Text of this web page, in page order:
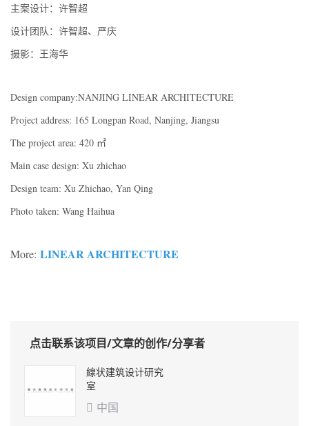
主案设计：许智超
设计团队：许智超、严庆
摄影：王海华
Design company:NANJING LINEAR ARCHITECTURE
Project address: 165 Longpan Road, Nanjing, Jiangsu
The project area: 420 ㎡
Main case design: Xu zhichao
Design team: Xu Zhichao, Yan Qing
Photo taken: Wang Haihua
More: LINEAR ARCHITECTURE
点击联系该项目/文章的创作/分享者
線状建筑设计研究
室
 中国